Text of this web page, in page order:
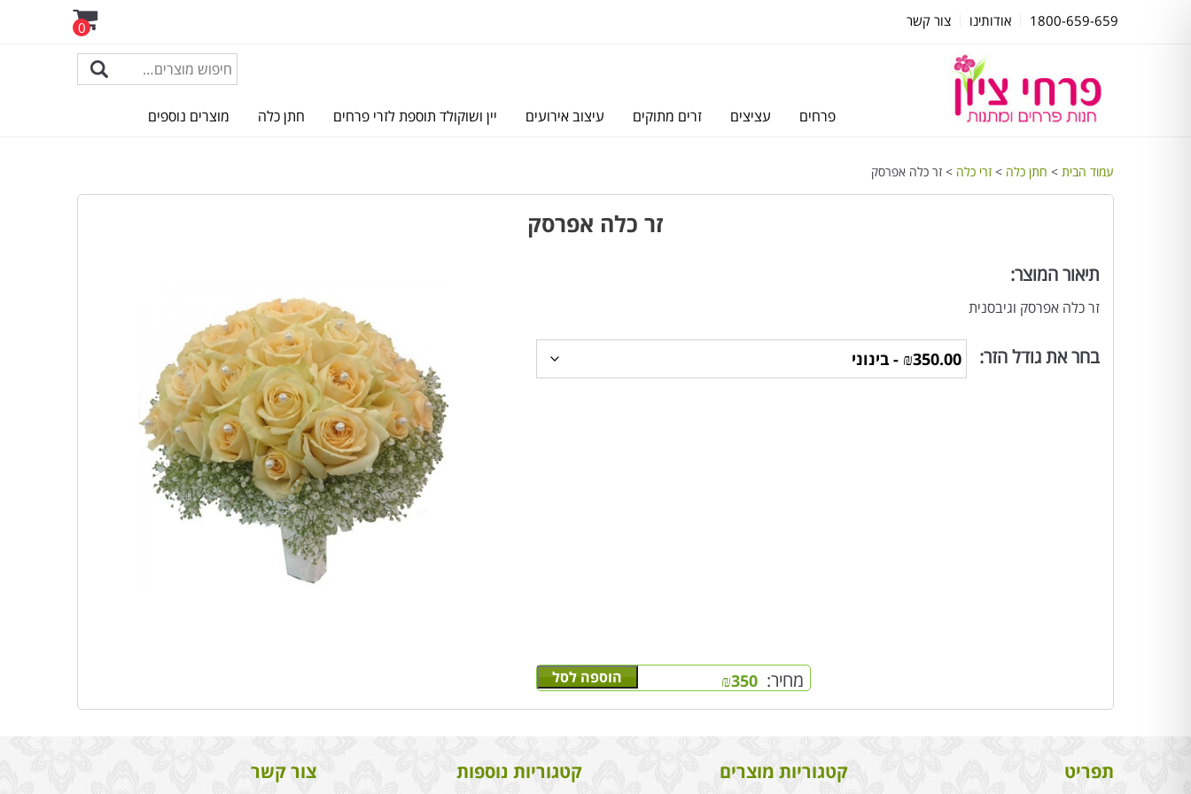
1800-659-659 אודותינו צור קשר 0
פרחים עציצים זרים מתוקים עיצוב אירועים יין ושוקולד תוספת לזרי פרחים חתן כלה מוצרים נוספים
עמוד הבית > חתן כלה > זרי כלה > זר כלה אפרסק
זר כלה אפרסק
תיאור המוצר:
זר כלה אפרסק וגיבסנית
בחר את גודל הזר:
מחיר: ₪350 הוספה לסל
תפריט קטגוריות מוצרים קטגוריות נוספות צור קשר